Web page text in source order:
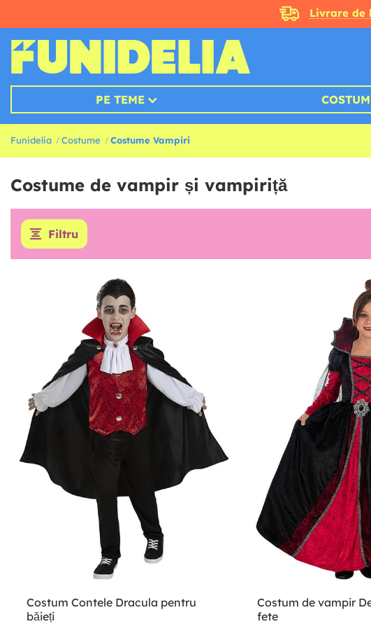
Livrare de
PE TEME
Funidelia Costume Costume Vampiri
Costume de vampir și vampiriță
Filtru
Costum Contele Dracula pentru
băieți
Costum de vampir
fete